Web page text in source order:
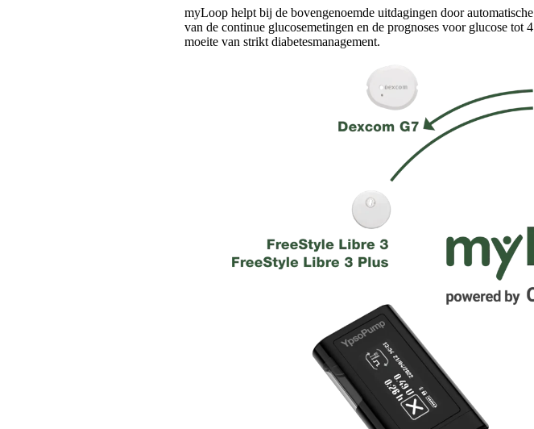
myLoop helpt bij de bovengenoemde uitdagingen door
van de continue glucosemetingen en de prognoses voor glucose
moeite van strikt diabetesmanagement.